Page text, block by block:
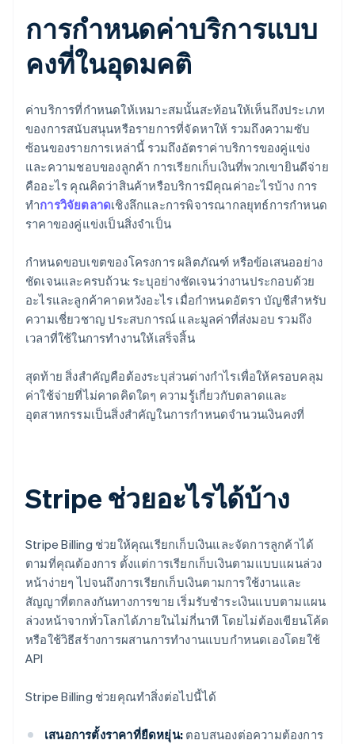
การกำหนดค่าบริการแบบ
คงที่ในอุดมคติ
ค่าบริการที่กำหนดให้เหมาะสมนั้นสะท้อนให้เห็นถึงประเภท
ของการสนับสนุนหรือรายการที่จัดหาให้ รวมถึงความซับ
ซ้อนของรายการเหล่านี้ รวมถึงอัตราค่าบริการของคู่แข่ง
และความชอบของลูกค้า การเรียกเก็บเงินที่พวกเขายินดีจ่าย
คืออะไร คุณคิดว่าสินค้าหรือบริการมีคุณค่าอะไรบ้าง การ
ทำการวิจัยตลาดเชิงลึกและการพิจารณากลยุทธ์การกำหนด
ราคาของคู่แข่งเป็นสิ่งจำเป็น
กำหนดขอบเขตของโครงการ ผลิตภัณฑ์ หรือข้อเสนออย่าง
ชัดเจนและครบถ้วน: ระบุอย่างชัดเจนว่างานประกอบด้วย
อะไรและลูกค้าคาดหวังอะไร เมื่อกำหนดอัตรา บัญชีสำหรับ
ความเชี่ยวชาญ ประสบการณ์ และมูลค่าที่ส่งมอบ รวมถึง
เวลาที่ใช้ในการทำงานให้เสร็จสิ้น
สุดท้าย สิ่งสำคัญคือต้องระบุส่วนต่างกำไรเพื่อให้ครอบคลุม
ค่าใช้จ่ายที่ไม่คาดคิดใดๆ ความรู้เกี่ยวกับตลาดและ
อุตสาหกรรมเป็นสิ่งสำคัญในการกำหนดจำนวนเงินคงที่
Stripe ช่วยอะไรได้บ้าง
Stripe Billing ช่วยให้คุณเรียกเก็บเงินและจัดการลูกค้าได้
ตามที่คุณต้องการ ตั้งแต่การเรียกเก็บเงินตามแบบแผนล่วง
หน้าง่ายๆ ไปจนถึงการเรียกเก็บเงินตามการใช้งานและ
สัญญาที่ตกลงกันทางการขาย เริ่มรับชำระเงินแบบตามแผน
ล่วงหน้าจากทั่วโลกได้ภายในไม่กี่นาที โดยไม่ต้องเขียนโค้ด
หรือใช้วิธีสร้างการผสานการทำงานแบบกำหนดเองโดยใช้
API
Stripe Billing ช่วยคุณทำสิ่งต่อไปนี้ได้
เสนอการตั้งราคาที่ยืดหยุ่น: ตอบสนองต่อความต้องการ